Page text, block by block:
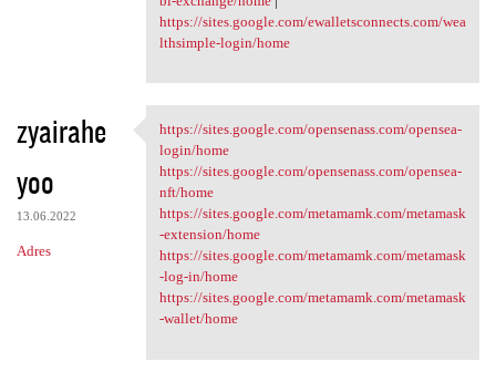
https://sites.google.com/ewalletsconnects.com/wea
lthsimple-login/home
zyairahe
yoo
13.06.2022
Adres
https://sites.google.com
https://sites.google.com/opensenass.com/opensea-
login/home
https://sites.google.com/opensenass.com/opensea-
nft/home
https://sites.google.com/metamamk.com/metamask
-extension/home
https://sites.google.com/metamamk.com/metamask
-log-in/home
https://sites.google.com/metamamk.com/metamask
-wallet/home